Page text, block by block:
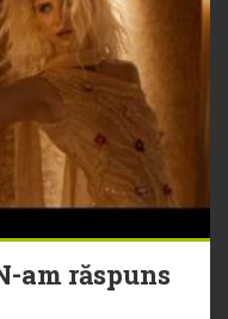
am răspuns